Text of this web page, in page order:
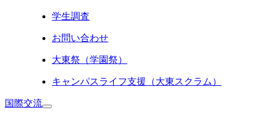
学生調査
お問い合わせ
大東祭（学園祭）
キャンパスライフ支援（大東スクラム）
国際交流